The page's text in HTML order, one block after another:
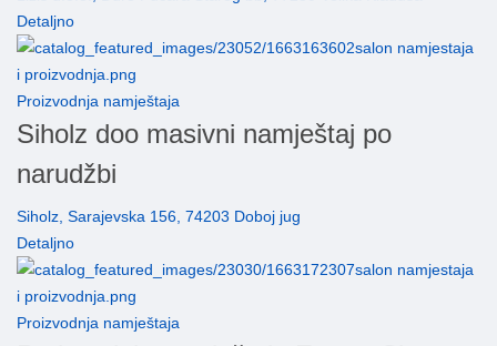
Detaljno
Proizvodnja namještaja
Siholz doo masivni namještaj po
narudžbi
Siholz, Sarajevska 156, 74203 Doboj jug
Detaljno
Proizvodnja namještaja